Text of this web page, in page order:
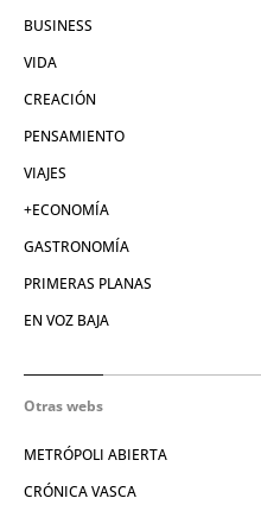
BUSINESS
VIDA
CREACIÓN
PENSAMIENTO
VIAJES
+ECONOMÍA
GASTRONOMÍA
PRIMERAS PLANAS
EN VOZ BAJA
Otras webs
METRÓPOLI ABIERTA
CRÓNICA VASCA